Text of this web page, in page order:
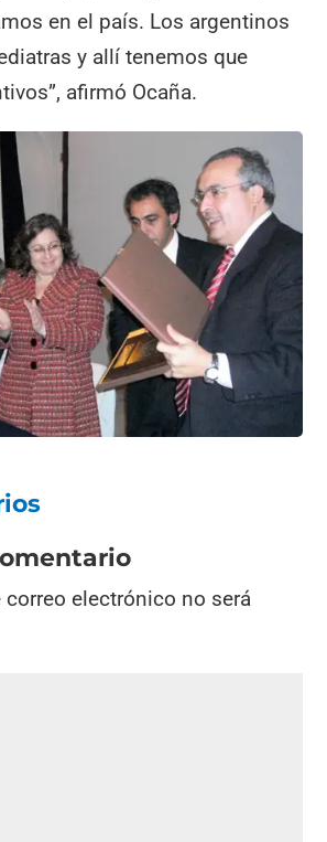
en el país. Los argentinos
y allí tenemos que
afirmó Ocaña.
correo electrónico no será